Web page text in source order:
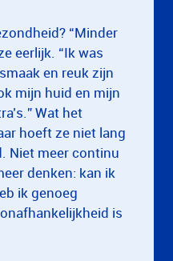
“Minder
eerlijk. “Ik was
en reuk zijn
mijn huid en mijn
Wat het
hoeft ze niet lang
Niet meer continu
denken: kan ik
ik genoeg
is